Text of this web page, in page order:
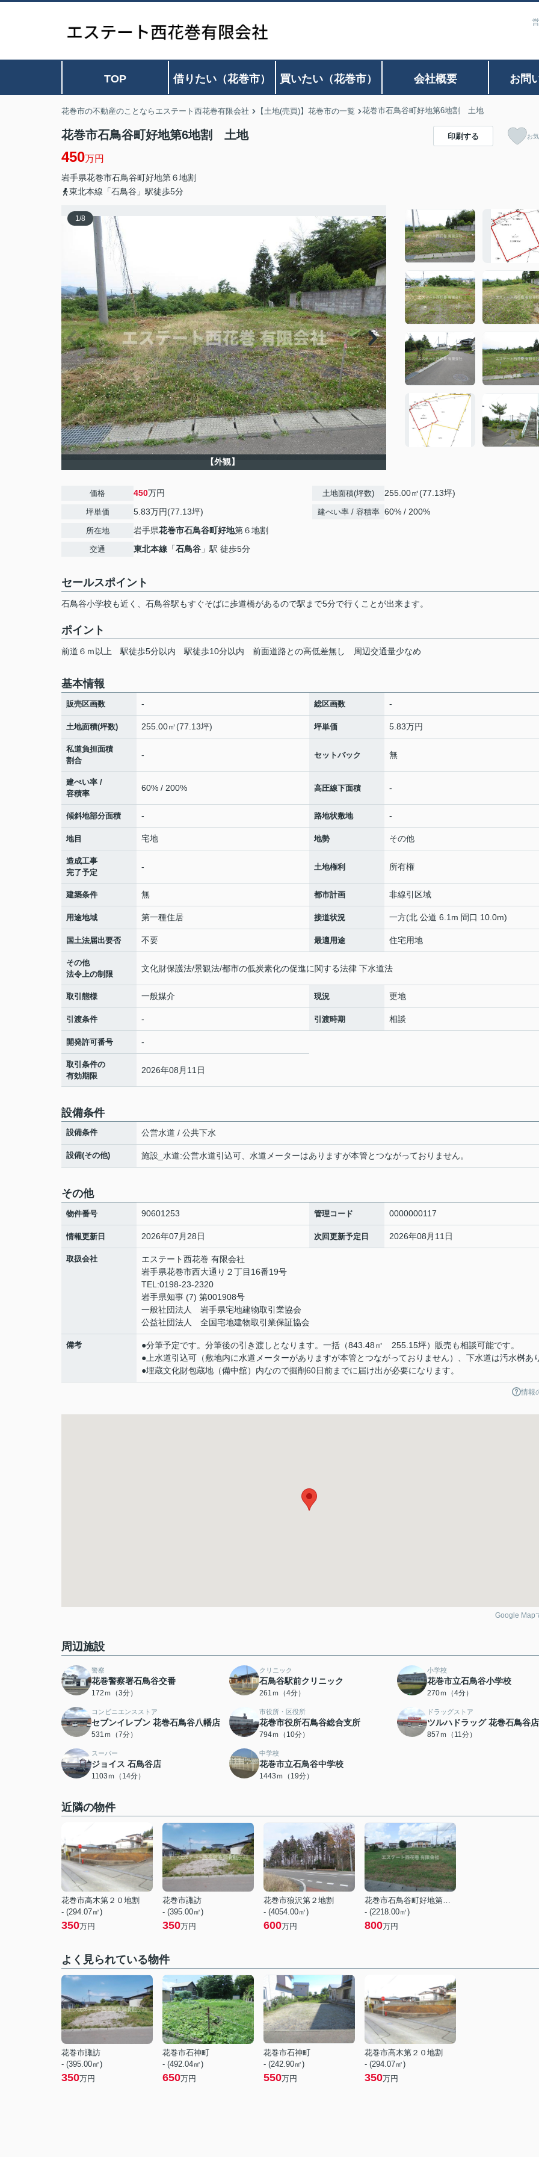
TOP 借りたい（花巻市） 買いたい（花巻市） 会社概要 お問
花巻市の不動産のことならエステート西花巻有限会社 【土地(売買)】花巻市の一覧 花巻市石鳥谷町好地第6地割 土地
花巻市石鳥谷町好地第6地割 土地
450万円
岩手県花巻市石鳥谷町好地第６地割
東北本線「石鳥谷」駅徒歩5分
印刷する お
1/8
【外観】
価格 450万円
坪単価 5.83万円(77.13坪)
所在地 岩手県花巻市石鳥谷町好地第６地割
交通 東北本線 「石鳥谷 」駅 徒歩5分
土地面積(坪数) 255.00㎡(77.13坪)
建ぺい率 / 容積率 60% / 200%
セールスポイント
石鳥谷小学校も近く、石鳥谷駅もすぐそばに歩道橋があるので駅まで5分で行くことが出来ます。
ポイント
前道６ｍ以上 駅徒歩5分以内 駅徒歩10分以内 前面道路との高低差無し 周辺交通量少なめ
基本情報
販売区画数 - 総区画数 -
土地面積(坪数) 255.00㎡(77.13坪) 坪単価 5.83万円
私道負担面積
割合
- セットバック 無
建ぺい率 /
容積率
60% / 200% 高圧線下面積 -
傾斜地部分面積 - 路地状敷地 -
地目 宅地 地勢 その他
造成工事
完了予定
- 土地権利 所有権
建築条件 無 都市計画 非線引区域
用途地域 第一種住居 接道状況 一方(北 公道 6.1m 間口 10.0m)
国土法届出要否 不要 最適用途 住宅用地
その他
法令上の制限
文化財保護法/景観法/都市の低炭素化の促進に関する法律 下水道法
取引態様 一般媒介 現況 更地
引渡条件 - 引渡時期 相談
開発許可番号 -
取引条件の
有効期限
2026年08月11日
設備条件
設備条件 公営水道 / 公共下水
設備(その他) 施設_水道:公営水道引込可、水道メーターはありますが本管とつながっておりません。
その他
物件番号 90601253 管理コード 0000000117
情報更新日 2026年07月28日 次回更新予定日 2026年08月11日
取扱会社
エステート西花巻 有限会社
岩手県花巻市西大通り２丁目16番19号
TEL:0198-23-2320
岩手県知事 (7) 第001908号
一般社団法人 岩手県宅地建物取引業協会
公益社団法人 全国宅地建物取引業保証協会
備考
●分筆予定です。分筆後の引き渡しとなります。一括（843.48㎡ 255.15坪）販売も相談可能です。
●上水道引込可（敷地内に水道メーターがありますが本管とつながっておりません）、下水道は汚水桝あ
●埋蔵文化財包蔵地（備中舘）内なので掘削60日前までに届け出が必要になります。
情報
Google Map
周辺施設
警察
花巻警察署石鳥谷交番
172ｍ（3分）
クリニック
石鳥谷駅前クリニック
261ｍ（4分）
小学校
花巻市立石鳥谷小学校
270ｍ（4分）
コンビニエンスストア
セブンイレブン 花巻石鳥谷八幡店
531ｍ（7分）
市役所・区役所
花巻市役所石鳥谷総合支所
794ｍ（10分）
ドラッグストア
ツルハドラッグ 花巻石鳥谷店
857ｍ（11分）
スーパー
ジョイス 石鳥谷店
1103ｍ（14分）
中学校
花巻市立石鳥谷中学校
1443ｍ（19分）
近隣の物件
花巻市高木第２０地割
- (294.07㎡)
350万円
花巻市諏訪
- (395.00㎡)
350万円
花巻市狼沢第２地割
- (4054.00㎡)
600万円
花巻市石鳥谷町好地第９地割
- (2218.00㎡)
800万円
よく見られている物件
花巻市諏訪
- (395.00㎡)
350万円
花巻市石神町
- (492.04㎡)
650万円
花巻市石神町
- (242.90㎡)
550万円
花巻市高木第２０地割
- (294.07㎡)
350万円